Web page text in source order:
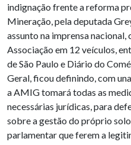
indignação frente a reforma
Mineração, pela deputada
assunto na imprensa
Associação em 12 veículos,
de São Paulo e Diário do
Geral, ficou definindo, com
a AMIG tomará todas as
necessárias jurídicas, para
sobre a gestão do próprio
parlamentar que ferem a